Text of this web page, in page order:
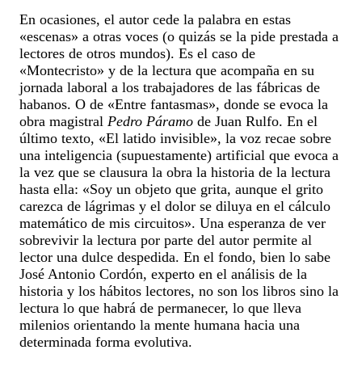
En ocasiones, el autor cede la palabra en estas
«escenas» a otras voces (o quizás se la pide prestada a
lectores de otros mundos). Es el caso de
«Montecristo» y de la lectura que acompaña en su
jornada laboral a los trabajadores de las fábricas de
habanos. O de «Entre fantasmas», donde se evoca la
obra magistral Pedro Páramo de Juan Rulfo. En el
último texto, «El latido invisible», la voz recae sobre
una inteligencia (supuestamente) artificial que evoca a
la vez que se clausura la obra la historia de la lectura
hasta ella: «Soy un objeto que grita, aunque el grito
carezca de lágrimas y el dolor se diluya en el cálculo
matemático de mis circuitos». Una esperanza de ver
sobrevivir la lectura por parte del autor permite al
lector una dulce despedida. En el fondo, bien lo sabe
José Antonio Cordón, experto en el análisis de la
historia y los hábitos lectores, no son los libros sino la
lectura lo que habrá de permanecer, lo que lleva
milenios orientando la mente humana hacia una
determinada forma evolutiva.